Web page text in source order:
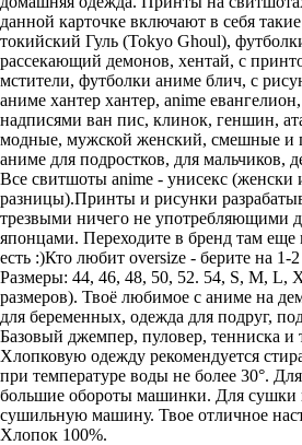
данной карточке включают в себя
токийский Гуль (Tokyo Ghoul),
рассекающий демонов, хентай, с
мстители, футболки аниме блич, с
аниме хантер хантер, anime
надписями ван пис, клинок, геншин,
модные, мужской женский, смешные и
аниме для подростков, для мальчиков,
Все свитшоты anime - унисекс (женски
разницы).Принты и рисунки
трезвыми ничего не употребляющими
японцами. Переходите в бренд там еще
есть :)Кто любит oversize - берите на 1-
Размеры: 44, 46, 48, 50, 52. 54, S, M,
размеров). Твоё любимое с аниме на
для беременных, одежда для подруг,
Базовый джемпер, пуловер, тенниска и
Хлопковую одежду рекомендуется
при температуре воды не более 30°.
большие обороты машинки. Для сушки
сушильную машину. Твое отличное
Хлопок 100%.